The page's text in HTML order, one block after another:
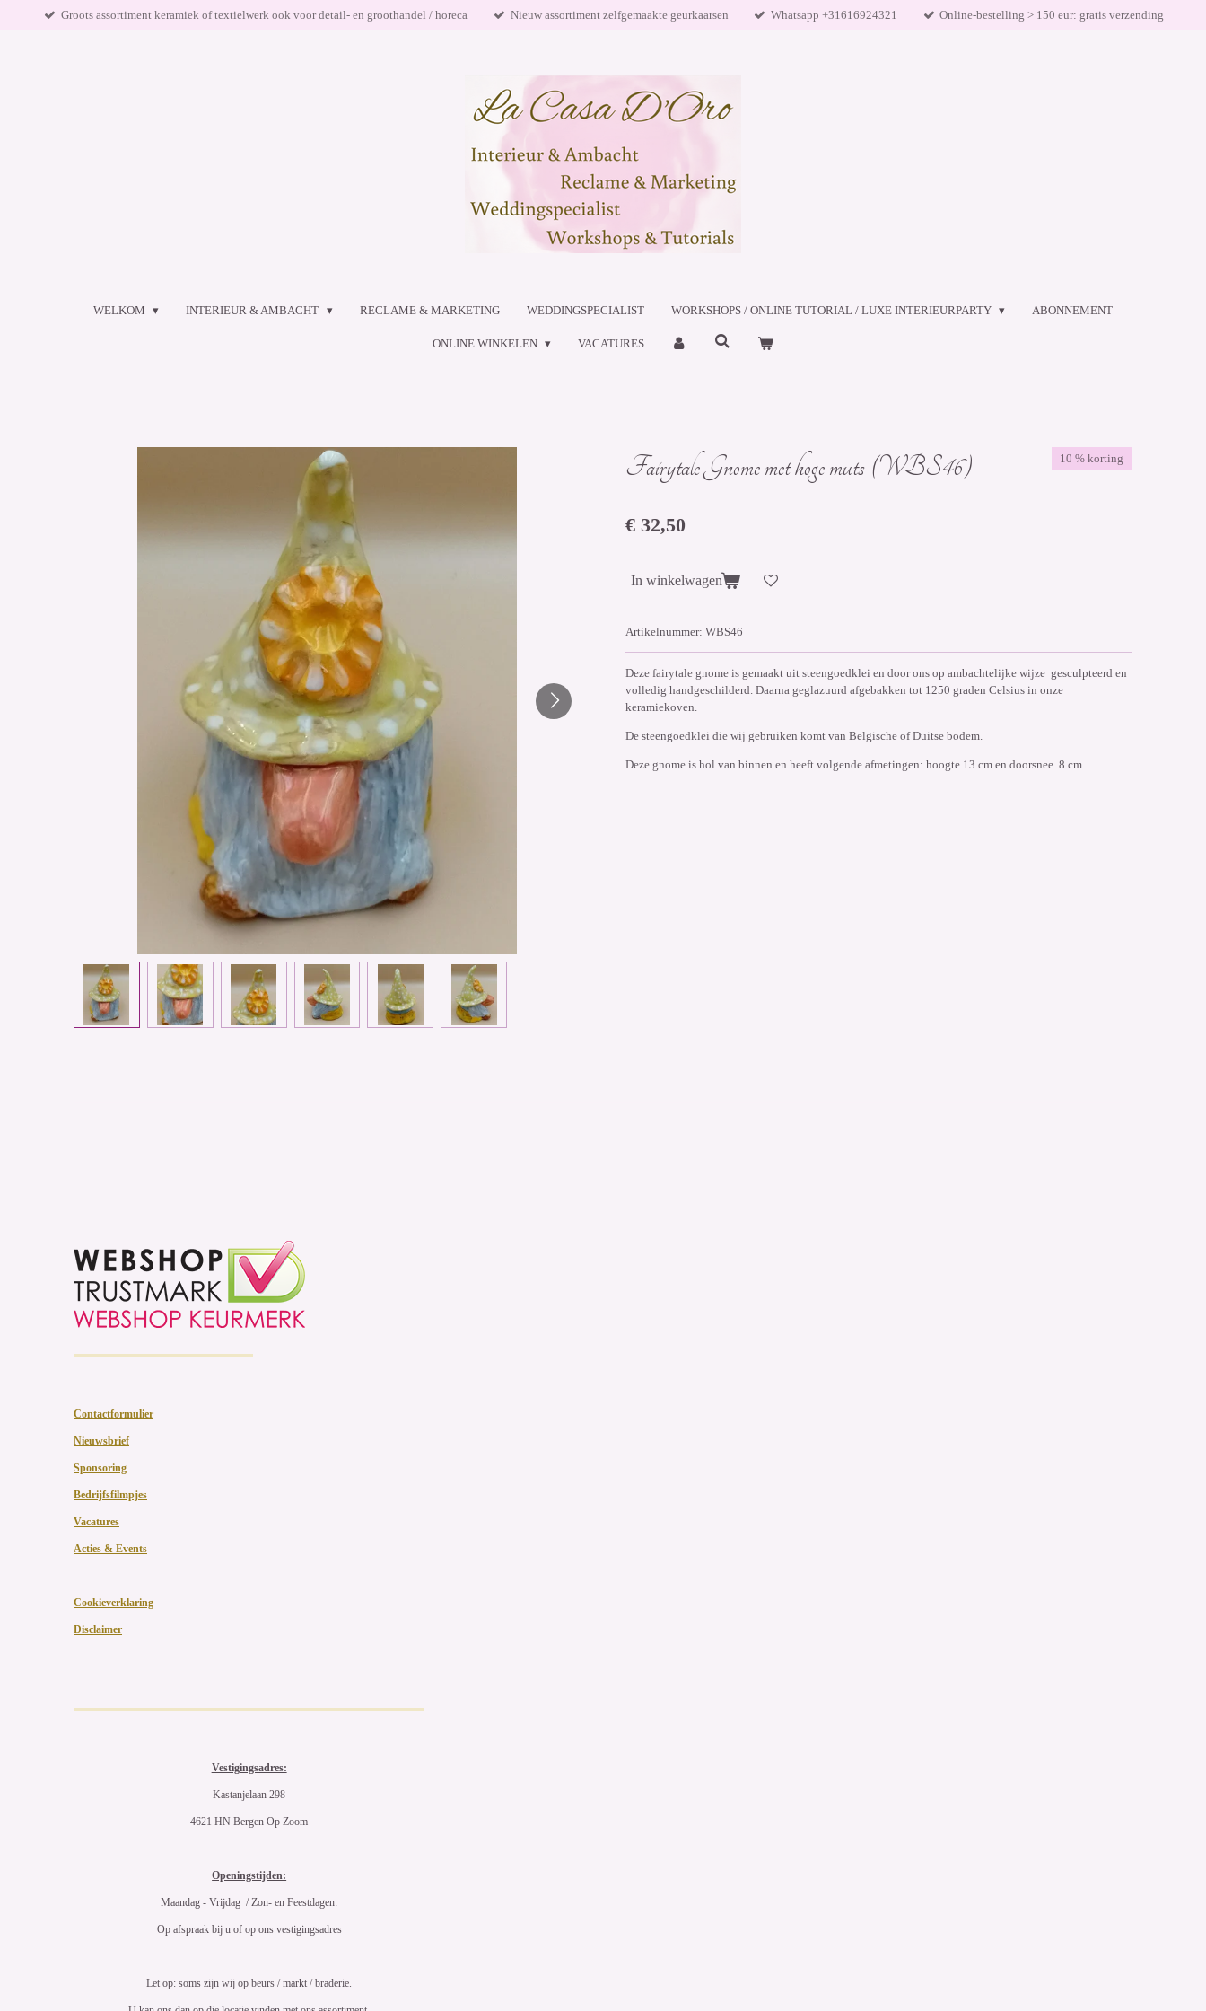
Groots assortiment keramiek of textielwerk ook voor detail- en groothandel / horeca Nieuw assortiment zelfgemaakte geurkaarsen Whatsapp +31616924321 Online-bestelling > 150 eur: gratis verzending
WELKOM INTERIEUR & AMBACHT RECLAME & MARKETING WEDDINGSPECIALIST WORKSHOPS / ONLINE TUTORIAL / LUXE INTERIEURPARTY ABONNEMENT
ONLINE WINKELEN VACATURES
Fairytale Gnome met hoge muts (WBS46) 10 % korting
€ 32,50
In winkelwagen
Artikelnummer: WBS46
Deze fairytale gnome is gemaakt uit steengoedklei en door ons op ambachtelijke wijze gesculpteerd en
volledig handgeschilderd. Daarna geglazuurd afgebakken tot 1250 graden Celsius in onze
keramiekoven.
De steengoedklei die wij gebruiken komt van Belgische of Duitse bodem.
Deze gnome is hol van binnen en heeft volgende afmetingen: hoogte 13 cm en doorsnee 8 cm
Contactformulier
Nieuwsbrief
Sponsoring
Bedrijfsfilmpjes
Vacatures
Acties & Events
Cookieverklaring
Disclaimer
Vestigingsadres:
Kastanjelaan 298
4621 HN Bergen Op Zoom
Openingstijden:
Maandag - Vrijdag / Zon- en Feestdagen:
Op afspraak bij u of op ons vestigingsadres
Let op: soms zijn wij op beurs / markt / braderie.